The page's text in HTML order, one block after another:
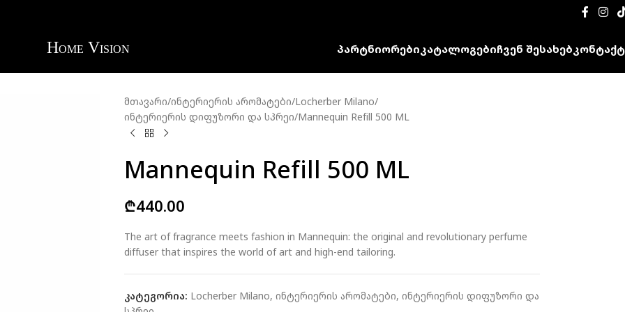
ᲞᲐᲠᲢᲜᲘᲝᲠᲔᲑᲘ ᲙᲐᲢᲐᲚᲝᲒᲔᲑᲘᲩᲕᲔᲜ ᲨᲔᲡᲐᲮᲔᲑ
მთავარი ინტერიერის არომატები Locherber Milano
ინტერიერის დიფუზორი და სპრეი Mannequin Refill 500 ML
Mannequin Refill 500 ML
₾440.00
The art of fragrance meets fashion in Mannequin: the original and revolutionary perfume
diffuser that inspires the world of art and high-end tailoring.
კატეგორია: Locherber Milano, ინტერიერის არომატები, ინტერიერის დიფუზორი და